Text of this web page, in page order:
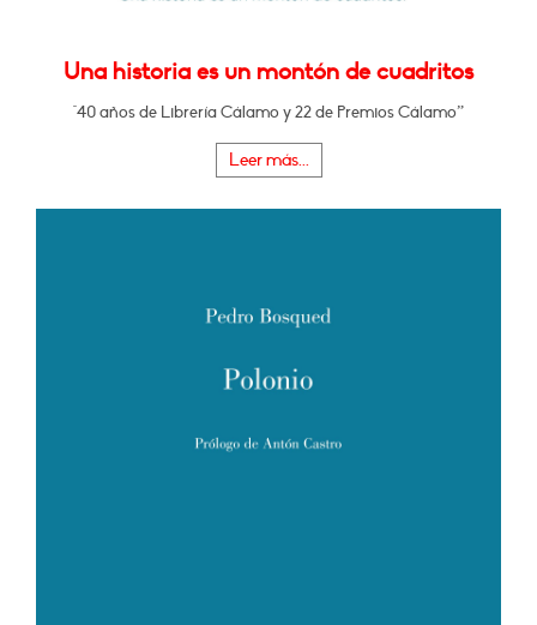
Una historia es un montón de cuadritos
"40 años de Librería Cálamo y 22 de Premios Cálamo”
Leer más...